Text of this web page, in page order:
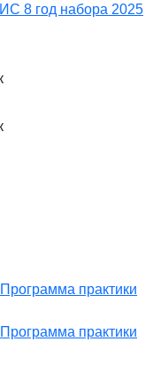
8 год набора 2025
практики
практики